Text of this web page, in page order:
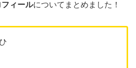
ィールについてまとめました！